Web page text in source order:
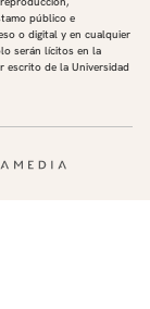
público e
o digital y en cualquier
serán lícitos en la
escrito de la Universidad